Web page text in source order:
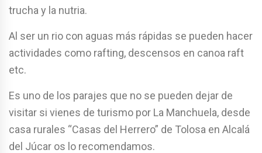
trucha y la nutria.
Al ser un rio con aguas más rápidas se pueden hacer
actividades como rafting, descensos en canoa raft
etc.
Es uno de los parajes que no se pueden dejar de
visitar si vienes de turismo por La Manchuela, desde
casa rurales “Casas del Herrero” de Tolosa en Alcalá
del Júcar os lo recomendamos.